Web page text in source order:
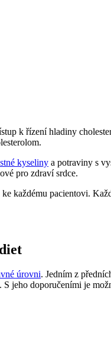
k řízení hladiny
kyseliny a potraviny s
pro zdraví srdce.
pacientovi.
úrovni. Jedním z
jeho doporučeními je